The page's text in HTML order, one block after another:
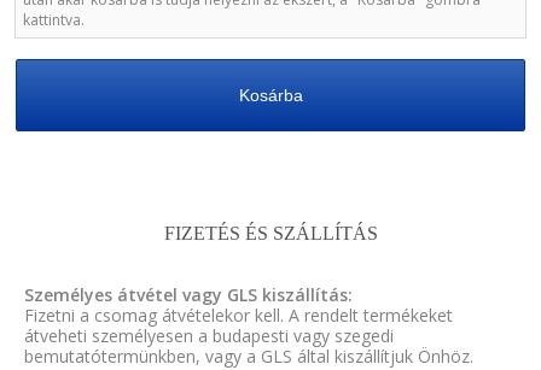
kattintva.
Kosárba
FIZETÉS ÉS SZÁLLÍTÁS
Személyes átvétel vagy GLS kiszállítás:
Fizetni a csomag átvételekor kell. A rendelt termékeket
átveheti személyesen a budapesti vagy szegedi
bemutatótermünkben, vagy a GLS által kiszállítjuk Önhöz.